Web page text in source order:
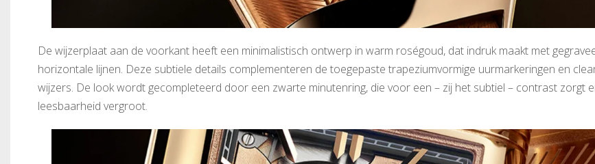
De wijzerplaat aan de voorkant heeft een minimalistisch ontwerp in warm roségoud, dat indruk maakt met
horizontale lijnen. Deze subtiele details complementeren de toegepaste trapeziumvormige uurmarkeringen en
wijzers. De look wordt gecompleteerd door een zwarte minutenring, die voor een – zij het subtiel – contrast zorgt
leesbaarheid vergroot.